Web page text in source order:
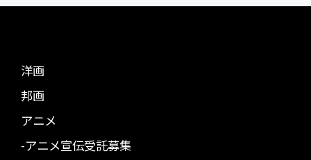
洋画
邦画
アニメ
-アニメ宣伝受託募集